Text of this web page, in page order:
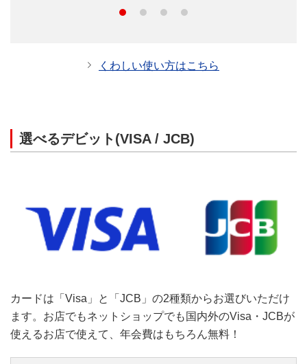
くわしい使い方はこちら
選べるデビット(VISA / JCB)
カードは「Visa」と「JCB」の2種類からお選びいただけ
ます。お店でもネットショップでも国内外のVisa・JCBが
使えるお店で使えて、年会費はもちろん無料！